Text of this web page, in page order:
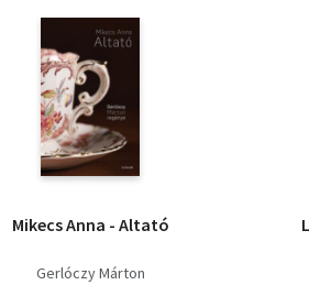
Mikecs Anna - Altató
Gerlóczy Márton